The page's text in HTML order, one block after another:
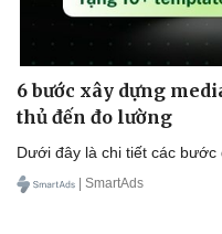
6 bước xây dựng
thủ đến đo lường
Dưới đây là chi tiết các
| SmartAds